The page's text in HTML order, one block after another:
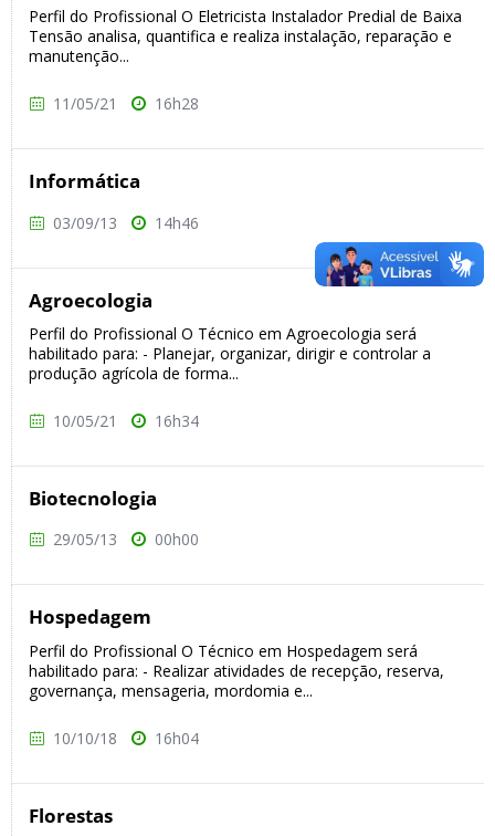
Perfil do Profissional O Eletricista Instalador Predial de Baixa
Tensão analisa, quantifica e realiza instalação, reparação e
manutenção...
11/05/21 16h28
Informática
03/09/13 14h46
Agroecologia
Perfil do Profissional O Técnico em Agroecologia será
habilitado para: - Planejar, organizar, dirigir e controlar a
produção agrícola de forma...
10/05/21 16h34
Biotecnologia
29/05/13 00h00
Hospedagem
Perfil do Profissional O Técnico em Hospedagem será
habilitado para: - Realizar atividades de recepção, reserva,
governança, mensageria, mordomia e...
10/10/18 16h04
Florestas